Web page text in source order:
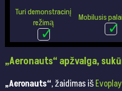
Turi demonstracinį
režimą
Mobilusis
„Aeronauts“ apžvalga,
„Aeronauts“, žaidimas išEvoplay